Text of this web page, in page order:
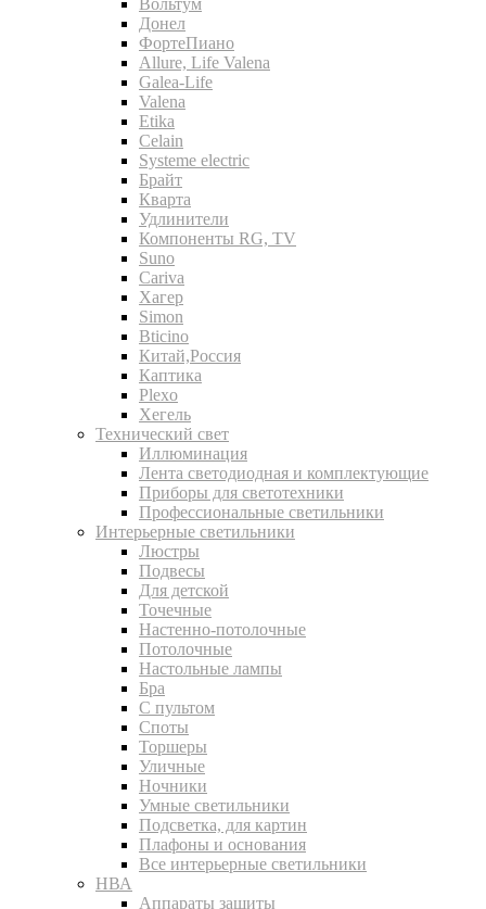
Вольтум
Донел
ФортеПиано
Allure, Life Valena
Galea-Life
Valena
Etika
Celain
Systeme electric
Брайт
Кварта
Удлинители
Компоненты RG, TV
Suno
Cariva
Хагер
Simon
Bticino
Китай,Россия
Каптика
Plexo
Хегель
Технический свет
Иллюминация
Лента светодиодная и комплектующие
Приборы для светотехники
Профессиональные светильники
Интерьерные светильники
Люстры
Подвесы
Для детской
Точечные
Настенно-потолочные
Потолочные
Настольные лампы
Бра
С пультом
Споты
Торшеры
Уличные
Ночники
Умные светильники
Подсветка, для картин
Плафоны и основания
Все интерьерные светильники
НВА
Аппараты защиты